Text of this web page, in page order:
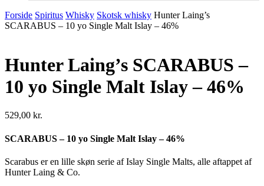
Forside Spiritus Whisky Skotsk whisky Hunter Laing’s
SCARABUS – 10 yo Single Malt Islay – 46%
Hunter Laing’s SCARABUS –
10 yo Single Malt Islay – 46%
529,00 kr.
SCARABUS – 10 yo Single Malt Islay – 46%
Scarabus er en lille skøn serie af Islay Single Malts, alle aftappet af
Hunter Laing & Co.